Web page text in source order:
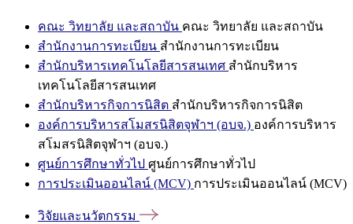
คณะ วิทยาลัย และสถาบัน คณะ วิทยาลัย และสถาบัน
สำนักงานการทะเบียน สำนักงานการทะเบียน
สำนักบริหารเทคโนโลยีสารสนเทศ สำนักบริหาร
เทคโนโลยีสารสนเทศ
สำนักบริหารกิจการนิสิต สำนักบริหารกิจการนิสิต
องค์การบริหารสโมสรนิสิตจุฬาฯ (อบจ.) องค์การบริหาร
สโมสรนิสิตจุฬาฯ (อบจ.)
ศูนย์การศึกษาทั่วไป ศูนย์การศึกษาทั่วไป
การประเมินออนไลน์ (MCV) การประเมินออนไลน์ (MCV)
วิจัยและนวัตกรรม